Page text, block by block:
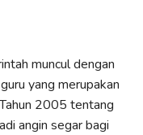
muncul dengan
yang merupakan
2005 tentang
angin segar bagi